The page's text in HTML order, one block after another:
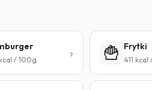
/ 100g 🍟 Frytki
411